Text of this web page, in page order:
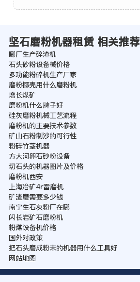
坚石磨粉机器租赁 相关推荐
哪厂生产碎渣机
石头砂粉设备械价格
多功能粉碎机生产厂家
磨粉椰壳用什么磨粉机
增长煤矿
磨粉机什么牌子好
硅灰磨粉机械工艺流程
磨粉机的主要技术参数
矿山石粉制沙的可行性
粉碎竹茎机器
方大河卵石砂粉设备
切石头的机器图片及价格
磨粉机西安
上海冶矿4r雷磨机
矿渣磨需要多少钱
南宁生石灰粉厂在哪
闪长岩矿石磨粉机
粉煤设备机价格
国外对政策
把石头磨成粉末的机器用什么工具好
网站地图